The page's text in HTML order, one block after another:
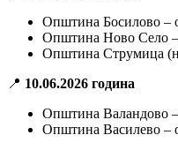
Општина Босилово –
Општина Ново Село –
Општина Струмица
📍 10.06.2026 година
Општина Валандово –
Општина Василево –